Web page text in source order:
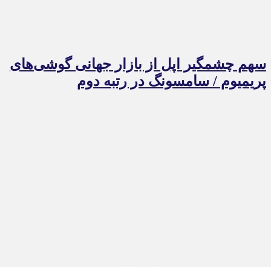
سهم چشمگیر اپل از بازار جهانی گوشی‌های
پریمیوم / سامسونگ در رتبه دوم